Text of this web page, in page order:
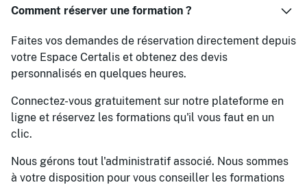
Comment réserver une formation ?
Faites vos demandes de réservation directement depuis
votre Espace Certalis et obtenez des devis
personnalisés en quelques heures.
Connectez-vous gratuitement sur notre plateforme en
ligne et réservez les formations qu'il vous faut en un
clic.
Nous gérons tout l'administratif associé. Nous sommes
à votre disposition pour vous conseiller les formations